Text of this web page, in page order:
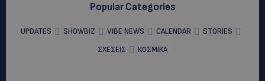
Popular Categories
UPDATES SHOWBIZ VIBE NEWS CALENDAR
STORIES
ΣΧΕΣΕΙΣ
ΚΟΣΜΙΚΑ